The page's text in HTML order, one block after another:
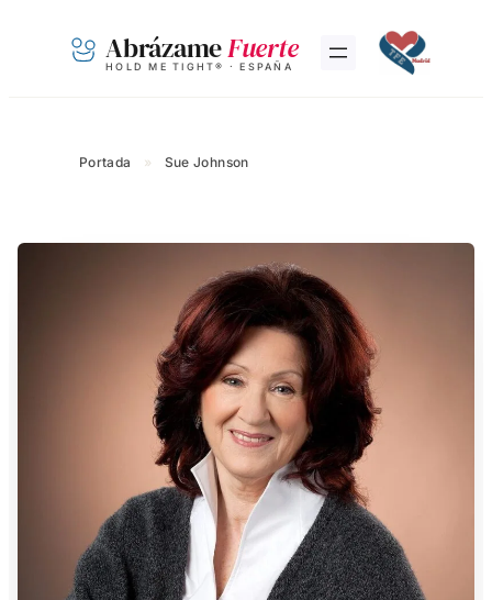
AbrázameFuerte
HOLD ME TIGHT® · ESPAÑA
Portada » Sue Johnson